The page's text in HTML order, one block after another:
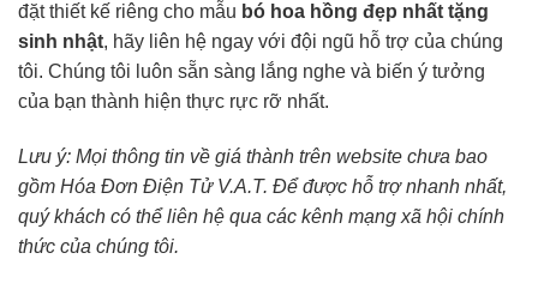
đặt thiết kế riêng cho mẫu bó hoa hồng đẹp nhất tặng
sinh nhật, hãy liên hệ ngay với đội ngũ hỗ trợ của chúng
tôi. Chúng tôi luôn sẵn sàng lắng nghe và biến ý tưởng
của bạn thành hiện thực rực rỡ nhất.
Lưu ý: Mọi thông tin về giá thành trên website chưa bao
gồm Hóa Đơn Điện Tử V.A.T. Để được hỗ trợ nhanh nhất,
quý khách có thể liên hệ qua các kênh mạng xã hội chính
thức của chúng tôi.